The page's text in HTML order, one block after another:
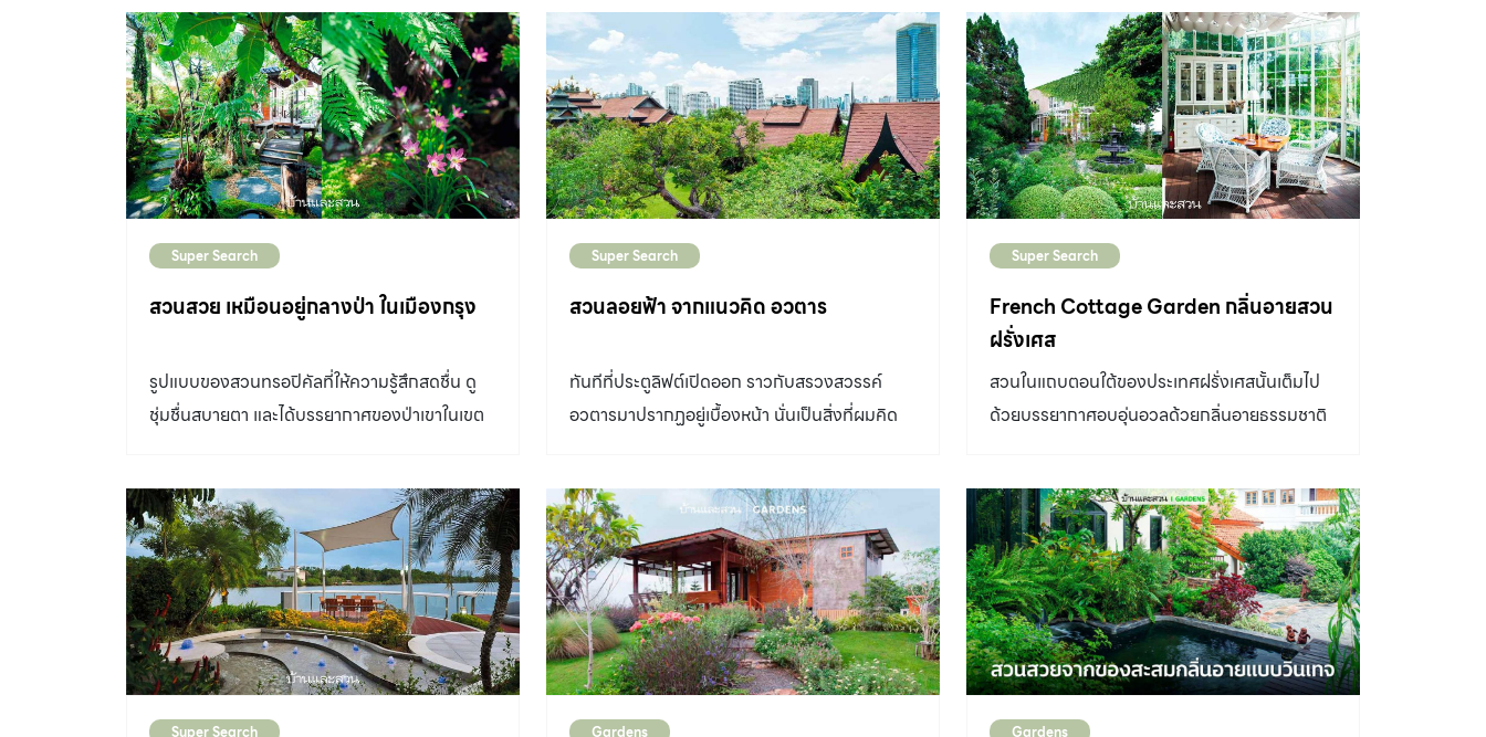
เรือนกระจกแคทเป็นคนออกแบบ” คุณนพพรยก
หน้าที่จัดสวนทั้งหมดให้คุณวิทย์ โดยความ
ต้องการของเขามีเพียงอยากได้ไม้ผลบ้างนิดหน่อย
และมีสวนครัวตามแบบที่ภรรยาชอบ “งานแรกที่ได้
ใช้คืองานแต่งงานลูกชาย เราจัดเป็นห้องพิธีรดน้ำ
ก็ออกมาสวยเลย หลังจากนั้นก็มีกินเลี้ยงสังสรรค์
ธรรมดา งานวันเกิดบ้าง […]
ออกแบบสวนบนเนินเขาบนเนื้อที่ประมาณไร่ครึ่ง
คือ เรื่องการจัดการกับพื้นที่ ซึ่งก็พบปัญหาและ
อุปสรรคเยอะอยู่เหมือนกันครับ เนื่องจากเป็นเนิน
เขาที่ถมขึ้นใหม่ มีสภาพดินเป็นดินลูกรังปนก้อนหิน
ไม่เหมาะกับการปลูกพรรณไม้ จึงได้ปรับปรุงผสม
ดินปลูกและใส่ปุ๋ยคอกมากพอสมควร จากนั้นจึง
วางแปลนกำหนดพื้นที่ใช้งานและตำแหน่งการปลูก
พรรณไม้ในขั้นตอนต่อไป “เริ่มจากทางเข้าเป็นถนน
คอนกรีต ด้านหน้าจัดเป็นมุมสวน มีไม้พุ่มเตี้ยตัด
อาบน้ำนกตรงกึ่งกลาง เพื่อสร้างจุดเด่นนำสายตา
ถัดมาเป็นสวนหลังบ้าน มีสระว่ายน้ำขนาดใหญ่ ซึ่ง
แสงอาจไม่เพียงพอสำหรับหญ้า แต่ขอเขาไว้ว่าลอง
ดูก่อน ผลปรากฏว่าอยู่ได้แค่ไม่กี่เดือนก็ตายเรียบ
(หัวเราะ) ครั้งที่สองคุณบอยเลยเสนอทางเลือกให้
ว่าอยากเปลี่ยนเป็นอะไร ระหว่างพื้นกรวด ลาน
กิจกรรม หรือบ่อปลา คิดอยู่สักพัก ไหนๆ จะทำทั้งที
ขอทำในสิ่งที่ตัวเองชอบก็แล้วกัน ตัดสินใจเลือกทำ
บ่อปลาแทน ผู้ออกแบบก็ทำออกมาได้สอดรับกับ
แนวสวนของเรามาก เป็นน้ำตกสองชั้นคล้ายลำธาร
ไหลต่อเนื่องไปยังมุมศาลานั่งเล่น” คุณบอยกล่าว
เสริมว่า “ศาลากับผนังน้ำตกเป็นของแถมมาพร้อม
และชงโคไว้สองต้น […]
ภาพรวมของโครงการดังกล่าวมาฝากคุณผู้อ่าน
ทุกท่านกันครับ โครงการป่าในกรุงตั้งอยู่บนถนน
สุขาภิบาล 2 ในเขตชานเมืองของกรุงเทพมหานคร
บนพื้นที่กว่า 12 ไร่ มีวัตถุประสงค์เพื่อเป็นแหล่ง
เรียนรู้เรื่องการปลูกป่าตามวิถี ปตท. ซึ่งเป็นองค์
ความรู้ที่เกิดจากการปลูกป่า 1 ล้านไร่ นับตั้งแต่ปี
พ.ศ. 2537 ให้แก่ประชาชนทั่วไปและนักศึกษาที่
สนใจ ทันทีที่เข้ามาภายในโครงการผมรู้สึกได้ถึง
ความเย็นสบายจากพื้นดินชุ่มน้ำใต้ร่มเงาไม้ใหญ่
คอนกรีตด้านนอก พื้นทางเดินหญ้าสีเขียวทอดนำ
ไปสู่ทางเดินที่ขนาบด้วยนิทรรศการเมล็ดพันธุ์แห่ง
ป่าที่จัดวางตลอดแนวผนังดินบดอัดสีสวย ก่อนนำ
สนใจมากมาย ตั้งแต่บอกเล่าถึงสภาพป่าเดิมใน
กรุงเทพมหานคร อันเป็นที่มาของชื่อย่านต่างๆ ไป
จนถึงห้องฉายภาพยนตร์ปลุกจิตสำนึกเกี่ยวกับ
การรักษาสิ่งแวดล้อมในเมือง อาคารแห่งนี้ยังมี
พื้นที่ดาดฟ้าซึ่งมีส่วนช่วยป้องกันความร้อนให้เข้าสู่
ตัวอาคารน้อยลง และยังเป็นพื้นที่สำหรับพักผ่อน
และชมวิวทิวทัศน์ของโครงการอีกจุดหนึ่งด้วย
บริเวณนั้นปกคลุมด้วยไอหมอกจางๆ ลอยฟุ้งดัง
ภาพในความฝัน นี่เป็นบรรยากาศของสวนสวย
เบื้องหน้าที่ผู้เขียนได้สัมผัส โดยมี คุณเหน่ง –
โชคชัย รัตนภราดร เจ้าของบ้าน แบ่งปันเรื่องราว
ที่มาของสวนให้เราฟังอย่างน่าสนใจ “ครอบครัวเรา
อาศัยอยู่คอนโดมาหลายสิบปี พื้นที่สำหรับปลูก
ต้นไม้หรือได้เห็นธรรมชาติใกล้ๆ ก็แทบไม่มี พอคิด
จะเลือกซื้อบ้านสักหลัง สิ่งแรกที่ผมคิดไว้คืออยาก
ได้บ้านที่มีพื้นที่สวนกว้างๆ เพราะตัวผมเองชอบ
แนวทรอปิคัลมานานแล้ว ก็เลยเริ่มมองหาผู้
ออกแบบ เพื่อเตรียมให้มาจัดสวนก่อนจะซื้อบ้านได้
เสียอีกครับ จนผมมีโอกาสได้เห็นผลงานของ
เป็นธรรมชาติดี และเป็นสไตล์ที่อยากได้ เมื่อได้พูด
คุยกัน ผมบอกความต้องการกับคุณวุฒิไว้ว่า
อยากมีสวนที่ให้ความรู้สึกใกล้เคียงป่า มีน้ำตก
ลำธาร บ่อปลา คุยไปคุยมาจากการให้มาออกแบบ
สวนก็เลยได้เพื่อนมาช่วยเลือกซื้อบ้านด้วยครับ
(หัวเราะ) ว่าหลังไหนมีพื้นที่ที่เหมาะสำหรับจัดสวน
ซึ่งตัวคุณวุฒิเองเขามีความรู้ทางด้านฮวงจุ้ย เลย
ฉบับของนักออกแบบชาวออสซี่ ซึ่งมีลูกเล่นและ
ความครบครันของฟังก์ชันการใช้งาน ทำให้ปีนี้เรา
กลับมาเยือนงานนี้อีกครั้งระหว่างวันที่ 16 – 20
มีนาคม 2559 สถานที่จัดงานยังคงเป็นที่เดิม โดย
โซนแรกจัดอยู่ภายใน Royal Exhibition
Building มีทั้งการแสดงศิลปะการจัดดอกไม้จาก
สวนไม้ตัดดอกที่มีชื่อเสียงในประเทศออสเตรเลีย
การประกวดจัดดอกไม้จากนักศึกษามหาวิทยาลัย
และการแสดงงานศิลปะอื่น ๆ ทั้งการจัดดอกไม้บน
โต๊ะอาหาร และการจัดดอกไม้บนซุ้มประตู อีกส่วนก็
คือบริเวณรอบๆ Carlton Garden ซึ่งประกวด
การจัดสวนจากนักออกแบบชาวออสเตรเลียหลาย
ท่าน รวมทั้งร้านจำหน่ายต้นไม้และอุปกรณ์ต่างๆ
an Inner City Oasis” อ่านต่อหน้า 2
Super Search
สวนสวย เหมือนอยู่กลางป่า ในเมืองกรุง
รูปแบบของสวนทรอปิคัลที่ให้ความรู้สึกสดชื่น ดู
ชุ่มชื่นสบายตา และได้บรรยากาศของป่าเขาในเขต
ลักษณะของพรรณไม้และการปลูกเลี้ยงที่ดูแลง่าย
เจริญเติบโตเร็ว เหมาะกับสภาพอากาศของบ้านเรา
เป็นอย่างดี จึงเป็นเหตุผลให้ครอบครัวของ คุณฮับ
เซาะห์ – นภาพร สาดและ และ คุณสุรชัย – คุณทัศ
นัย มะแก้ว ทั้งสามคนพี่น้องเลือกจัดสวนสวยสไตล์
นี้ คุณฮับเซาะห์น้องสาวคนกลางของบ้านเล่าถึงที่
มาของสวนแห่งนี้ให้ฟังว่า “ครอบครัวเราเป็น
Super Search
สวนลอยฟ้า จากแนวคิด อวตาร
ทันทีที่ประตูลิฟต์เปิดออก ราวกับสรวงสวรรค์
อวตารมาปรากฏอยู่เบื้องหน้า นั่นเป็นสิ่งที่ผมคิด
แห่งนี้ของ คุณวิกรม กรมดิษฐ์ นักธุรกิจและนัก
เขียนผู้มีชื่อเสียงอันดับต้นๆ ของเมืองไทย รวมถึง
เป็นผู้ก่อตั้งและประธานกรรมการบริหาร บริษัทอม
ตะคอร์ปอเรชัน จำกัด (มหาชน) ทางเดินพื้น
คอนกรีตตกแต่งด้วยกรวดแม่น้ำสลับสีอย่างเป็น
ธรรมชาติทอดยาวผ่านพรรณไม้ไทยโบราณ อาทิ
อินจัน จำปี ชงโค จันทน์กะพ้อและหมากเม่า แทรก
Super Search
French Cottage Garden กลิ่นอายสวน
ฝรั่งเศส
สวนในแถบตอนใต้ของประเทศฝรั่งเศสนั้นเต็มไป
ด้วยบรรยากาศอบอุ่นอวลด้วยกลิ่นอายธรรมชาติ
ไม่เป็นทางการ ทั้งหมดคือภาพเริ่มต้นก่อนจะแปร
เปลี่ยนให้กลายมาเป็นสวนสวยริมแม่น้ำกกภายใน
ร้าน Melt in Your Mouth คาเฟ่บรรยากาศดีเจือ
กลิ่นอายแบบชนบทฝรั่งเศส จากจุดเริ่มต้นของ
ที่ดินผืนงามริมแม่น้ำกกซึ่งเป็นที่ดินของคุณพ่อ
เมื่อ คุณสมบูรณ์ และ คุณพูนสุข รักมนุษย์
สองพี่น้องเจ้าของร้าน คิดจะใช้ประโยชน์จากที่ดิน
Super Search Gardens Gardens